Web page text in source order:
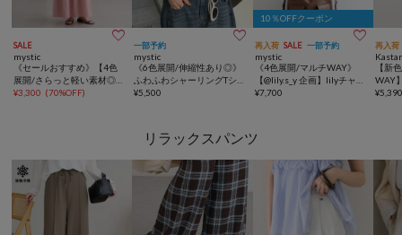
SALE 
mystic
《セールおすすめ》【4色
展開/さらっと軽い素材◎】
シャーリングワンピース
¥3,300 (70%OFF)
一部予約 
mystic
《6色展開/伸縮性あり◎》
ふわふわシャーリングTシ
ャツ
¥5,500
10％OFFクーポン
再入荷 SALE 一部予約 
mystic
《4色展開/マルチWAY》
【@lily.s_y 企画】lilyチャー
ム3wayBAG
¥7,700
再入荷
【新
WAY
ーカ
¥
リラックスパンツ